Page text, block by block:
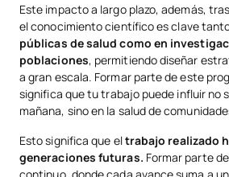
Este impacto a largo plazo, además,
el conocimiento científico es clave
públicas de salud como en
poblaciones, permitiendo diseñar
a gran escala. Formar parte de este
significa que tu trabajo puede influir no
mañana, sino en la salud de
Esto significa que eltrabajo realizado
generaciones futuras. Formar parte
continuo, donde cada avance suma a